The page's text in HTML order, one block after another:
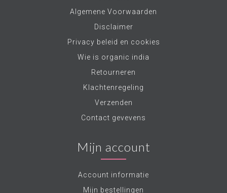
Algemene Voorwaarden
Disclaimer
Privacy beleid en cookies
Wie is organic india
Retourneren
Klachtenregeling
Verzenden
Contact gevevens
Mijn account
Account informatie
Mijn bestellingen